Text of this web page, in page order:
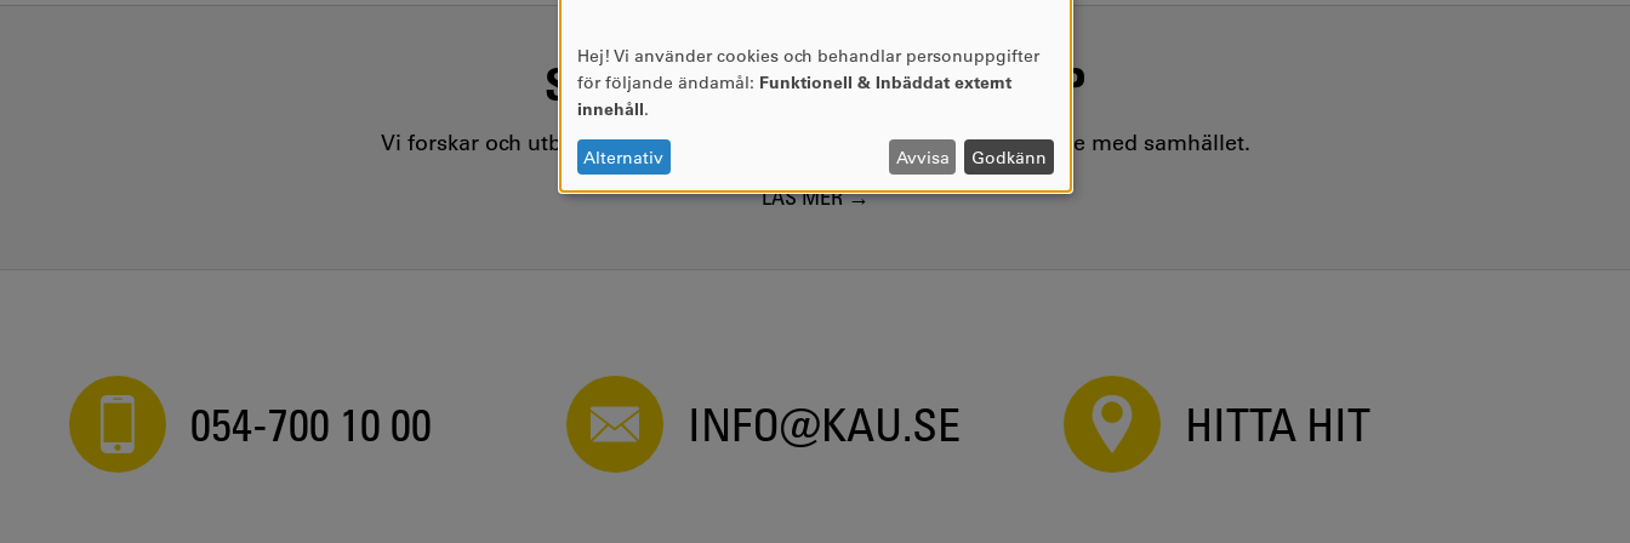
SAMHÄLLSVIKTIG KUNSKAP
Vi forskar och utbildar kring samhällsviktiga frågor, i nära samarbete med samhället.
LÄS MER
054-700 10 00 INFO@KAU.SE HITTA HIT
ANVÄNDNING
AV
OCH
COOKIES
Hej! Vi använder cookies och behandlar personuppgifter
för följande ändamål: Funktionell & Inbäddat externt
innehåll.
Alternativ Avvisa Godkänn